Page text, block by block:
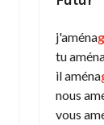
j'aména
tu
il aména
nous
vous